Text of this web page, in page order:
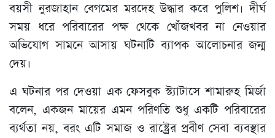
বয়সী নুরজাহান বেগমের মরদেহ উদ্ধার করে পুলিশ। দীর্ঘ
সময় ধরে পরিবারের পক্ষ থেকে খোঁজখবর না নেওয়ার
অভিযোগ সামনে আসায় ঘটনাটি ব্যাপক আলোচনার জন্ম
দেয়।
এ ঘটনার পর দেওয়া এক ফেসবুক স্ট্যাটাসে শামারুহ মির্জা
বলেন, একজন মায়ের এমন পরিণতি শুধু একটি পরিবারের
ব্যর্থতা নয়, বরং এটি সমাজ ও রাষ্ট্রের প্রবীণ সেবা ব্যবস্থার